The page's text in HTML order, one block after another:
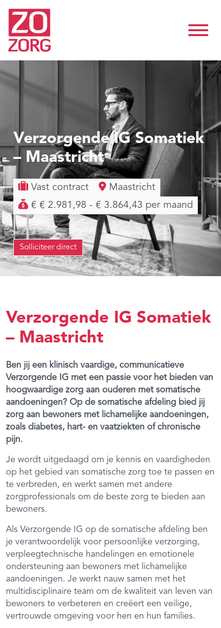
Verzorgende IG Somatiek
– Maastricht
Vast contract
Maastricht
€ € 2.981,98 - € 3.864,43 per maand
Solliciteer direct
Verzorgende IG Somatiek
– Maastricht
Ben jij een klinisch vaardige, communicatieve
Verzorgende IG met een passie voor het bieden van
hoogwaardige zorg aan ouderen met somatische
aandoeningen? Op de somatische afdeling bied jij
zorg aan bewoners met lichamelijke aandoeningen,
zoals diabetes, hart- en vaatziekten of chronische
pijn.
Je wordt uitgedaagd om je kennis en vaardigheden
op het gebied van somatische zorg toe te passen en
te verbreden, en werkt samen met andere
zorgprofessionals om de beste zorg te bieden aan
bewoners.
Als Verzorgende IG op de somatische afdeling ben
je verantwoordelijk voor persoonlijke verzorging,
verpleegtechnische handelingen en emotionele
ondersteuning aan bewoners met lichamelijke
aandoeningen. Je werkt nauw samen met het
multidisciplinaire team om de kwaliteit van leven van
bewoners te verbeteren en creëert een veilige,
vertrouwde omgeving voor hen en hun families.